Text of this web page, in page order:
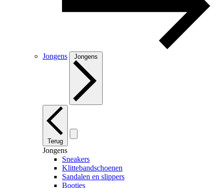
Jongens Jongens
Terug
Jongens
Sneakers
Klittebandschoenen
Sandalen en slippers
Booties